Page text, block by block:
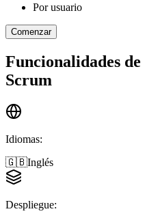
Por usuario
Comenzar
Funcionalidades de
Scrum
Idiomas:
🇬🇧Inglés
Despliegue: